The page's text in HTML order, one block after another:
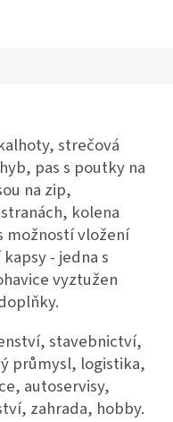
strečová
pas s poutky na
na zip,
kolena
možností vložení
- jedna s
vyztužen
stavebnictví,
průmysl, logistika,
autoservisy,
zahrada, hobby.